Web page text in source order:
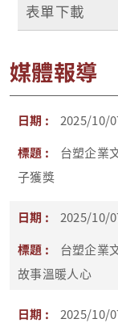
表單下載
媒體報導
2025/10/
台塑企業
子獲獎
2025/10/
台塑企業
故事溫暖人心
2025/10/